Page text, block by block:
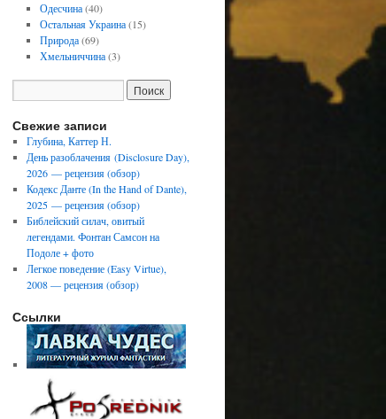
Одесчина(40)
Остальная Украина(15)
Природа(69)
Хмельниччина(3)
Свежие записи
Глубина, Каттер Н.
День разоблачения (Disclosure Day),
2026 — рецензия (обзор)
Кодекс Данте (In the Hand of Dante),
2025 — рецензия (обзор)
Библейский силач, овитый
легендами. Фонтан Самсон на
Подоле + фото
Легкое поведение (Easy Virtue),
2008 — рецензия (обзор)
Ссылки